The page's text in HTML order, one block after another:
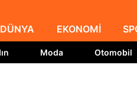
DÜNYA EKONOMİ
Moda Otomobil